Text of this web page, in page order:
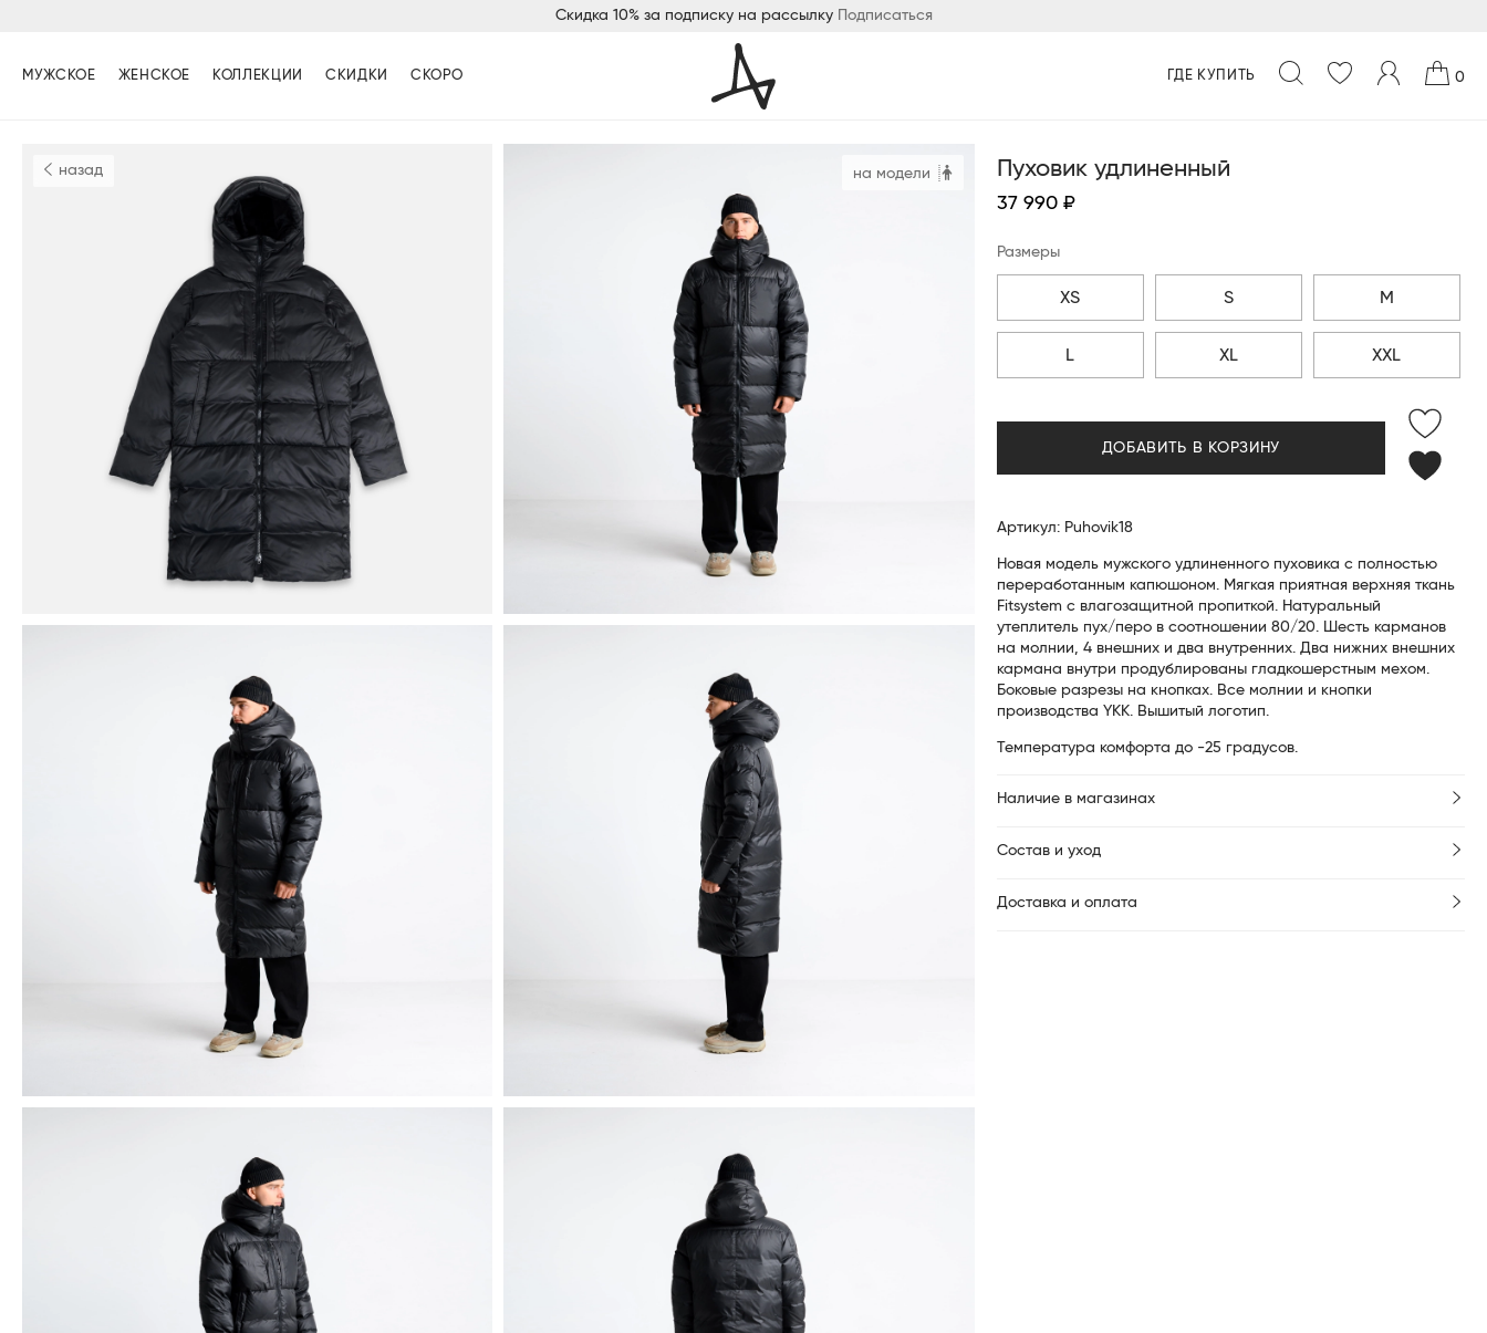
Скидка 10% за подписку на рассылку Подписаться
МУЖСКОЕ ЖЕНСКОЕ КОЛЛЕКЦИИ СКИДКИ СКОРО ГДЕ КУПИТЬ 0
назад на модели Пуховик удлиненный
37 990 ₽
Размеры
XS S M
L XL XXL
ДОБАВИТЬ В КОРЗИНУ
Артикул: Puhovik18
Новая модель мужского удлиненного пуховика с полностью
переработанным капюшоном. Мягкая приятная верхняя ткань
Fitsystem c влагозащитной пропиткой. Натуральный
утеплитель пух/перо в соотношении 80/20. Шесть карманов
на молнии, 4 внешних и два внутренних. Два нижних внешних
кармана внутри продублированы гладкошерстным мехом.
Боковые разрезы на кнопках. Все молнии и кнопки
производства YKK. Вышитый логотип.
Температура комфорта до -25 градусов.
Наличие в магазинах
Состав и уход
Доставка и оплата